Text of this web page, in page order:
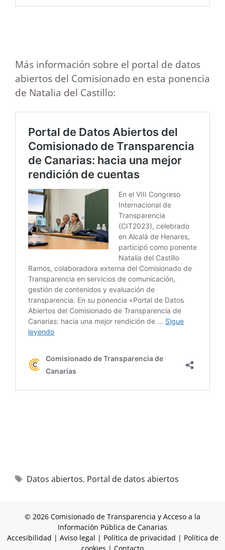
Más información sobre el portal de datos
abiertos del Comisionado en esta ponencia
de Natalia del Castillo:
Datos abiertos, Portal de datos abiertos
© 2026 Comisionado de Transparencia y Acceso a la
Información Pública de Canarias
Accesibilidad | Aviso legal | Política de privacidad | Política de